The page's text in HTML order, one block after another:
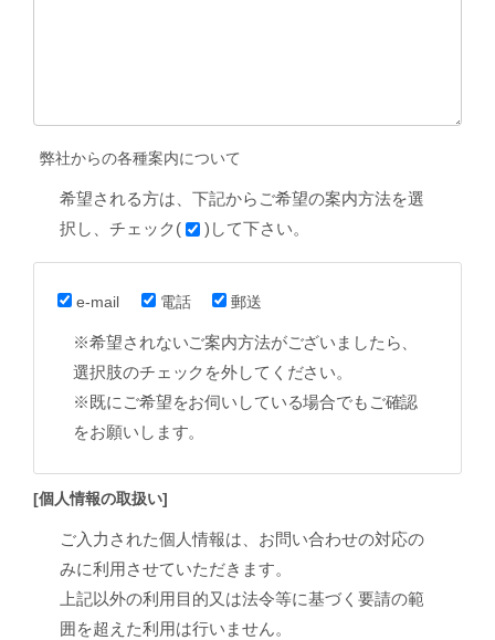
弊社からの各種案内について
希望される方は、下記からご希望の案内方法を選
択し、チェック(
)して下さい。
e-mail 電話 郵送
※希望されないご案内方法がございましたら、
選択肢のチェックを外してください。
※既にご希望をお伺いしている場合でもご確認
をお願いします。
[個人情報の取扱い]
ご入力された個人情報は、お問い合わせの対応の
みに利用させていただきます。
上記以外の利用目的又は法令等に基づく要請の範
囲を超えた利用は行いません。